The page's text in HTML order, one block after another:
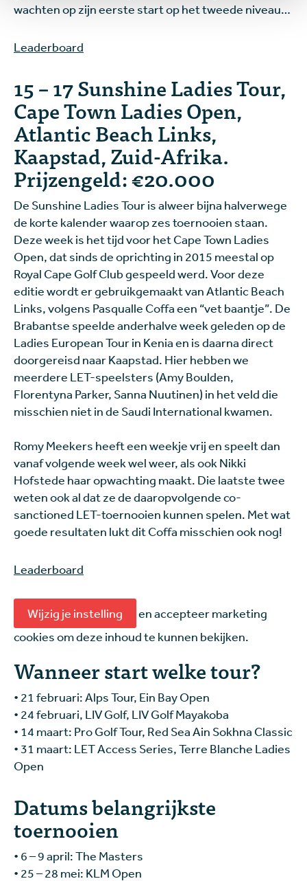
wachten op zijn eerste start op het tweede niveau…
Leaderboard
15 – 17 Sunshine Ladies Tour,
Cape Town Ladies Open,
Atlantic Beach Links,
Kaapstad, Zuid-Afrika.
Prijzengeld: €20.000
De Sunshine Ladies Tour is alweer bijna halverwege
de korte kalender waarop zes toernooien staan.
Deze week is het tijd voor het Cape Town Ladies
Open, dat sinds de oprichting in 2015 meestal op
Royal Cape Golf Club gespeeld werd. Voor deze
editie wordt er gebruikgemaakt van Atlantic Beach
Links, volgens Pasqualle Coffa een “vet baantje”. De
Brabantse speelde anderhalve week geleden op de
Ladies European Tour in Kenia en is daarna direct
doorgereisd naar Kaapstad. Hier hebben we
meerdere LET-speelsters (Amy Boulden,
Florentyna Parker, Sanna Nuutinen) in het veld die
misschien niet in de Saudi International kwamen.
Romy Meekers heeft een weekje vrij en speelt dan
vanaf volgende week wel weer, als ook Nikki
Hofstede haar opwachting maakt. Die laatste twee
weten ook al dat ze de daaropvolgende co-
sanctioned LET-toernooien kunnen spelen. Met wat
goede resultaten lukt dit Coffa misschien ook nog!
Leaderboard
Wijzig je instelling
en accepteer marketing
cookies om deze inhoud te kunnen bekijken.
Wanneer start welke tour?
• 21 februari: Alps Tour, Ein Bay Open
• 24 februari, LIV Golf, LIV Golf Mayakoba
• 14 maart: Pro Golf Tour, Red Sea Ain Sokhna Classic
•31 maart: LET Access Series, Terre Blanche Ladies
Open
Datums belangrijkste
toernooien
• 6 – 9 april: The Masters
• 25 – 28 mei: KLM Open